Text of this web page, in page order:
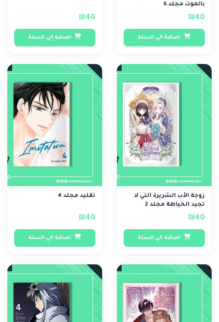
بالموت مجلد 6
₪40
اضافة الي السلة
₪40
اضافة الي السلة
زوجة الأب الشريرة التي لا
تجيد الخياطة مجلد 2
₪40
اضافة الي السلة
تقليد مجلد 4
₪40
اضافة الي السلة